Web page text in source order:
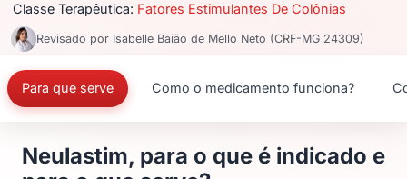
Classe Terapêutica: Fatores Estimulantes De Colônias
Revisado por Isabelle Baião de Mello Neto (CRF-MG 24309)
Para que serve Como o medicamento funciona?
Neulastim, para o que é indicado e